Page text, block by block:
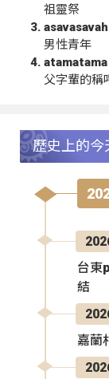
祖靈祭
男性青年
atamatama
父字輩的稱
歷史上的今
台東
結
嘉蘭